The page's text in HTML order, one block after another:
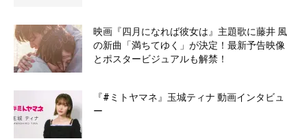
映画『四月になれば彼女は』主題歌に藤井 風
の新曲「満ちてゆく」が決定！最新予告映像
とポスタービジュアルも解禁！
『#ミトヤマネ』玉城ティナ 動画インタビュ
ー